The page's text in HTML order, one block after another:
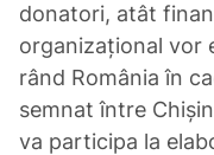
donatori, atât
organizațional vor
rând România în
semnat între
va participa la